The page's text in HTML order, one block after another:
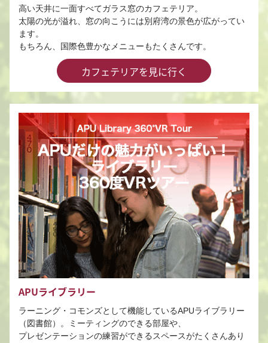
高い天井に一面すべてガラス窓のカフェテリア。
太陽の光が溢れ、窓の向こうには別府湾の景色が広がってい
ます。
もちろん、国際色豊かなメニューもたくさんです。
カフェテリアを見に行く
APUライブラリー
ラーニング・コモンズとして機能しているAPUライブラリー
（図書館）。ミーティングのできる部屋や、
プレゼンテーションの練習ができるスペースがたくさんあり